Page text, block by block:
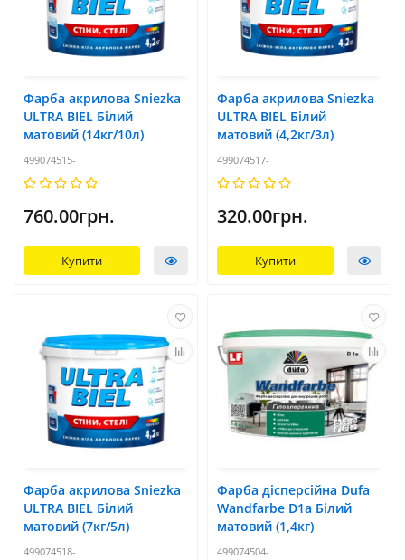
Фарба акрилова Sniezka
ULTRA BIEL Білий
матовий (14кг/10л)
499074515-
760.00грн.
Купити
Фарба акрилова Sniezka
ULTRA BIEL Білий
матовий (4,2кг/3л)
499074517-
320.00грн.
Купити
Фарба акрилова Sniezka
ULTRA BIEL Білий
матовий (7кг/5л)
499074518-
Фарба дісперсійна Dufa
Wandfarbe D1a Білий
матовий (1,4кг)
499074504-